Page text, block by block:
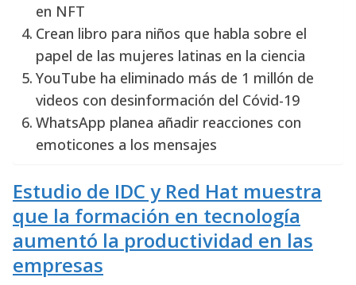
en NFT
Crean libro para niños que habla sobre el
papel de las mujeres latinas en la ciencia
YouTube ha eliminado más de 1 millón de
videos con desinformación del Cóvid-19
WhatsApp planea añadir reacciones con
emoticones a los mensajes
Estudio de IDC y Red Hat muestra
que la formación en tecnología
aumentó la productividad en las
empresas